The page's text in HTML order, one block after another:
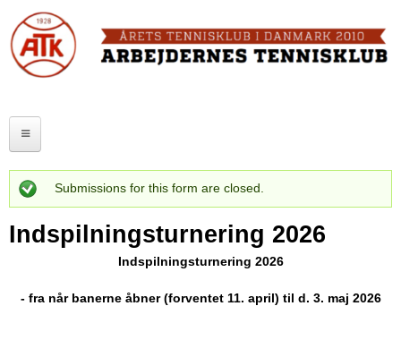
to
main
b
e
j
FORSIDE
ATK HALLEN
SENIOR
JUNIOR
Status
message
Submissions for this form are closed.
Indspilningsturnering 2026
Indspilningsturnering 2026
- fra når banerne åbner (forventet 11. april) til d. 3. maj 2026